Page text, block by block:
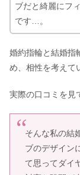
ブだと綺麗にフ
です…。
婚約指輪と結婚指
め、相性を考えて
実際の口コミを見
そんな私の結
ブのデザイン
て思ってダイ